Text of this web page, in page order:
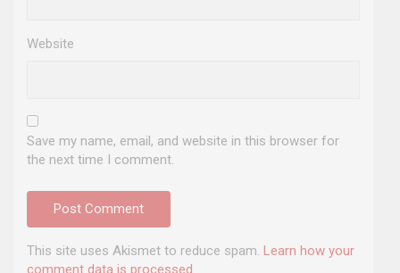
Website
Save my name, email, and website in this browser for
the next time I comment.
This site uses Akismet to reduce spam. Learn how your
comment data is processed